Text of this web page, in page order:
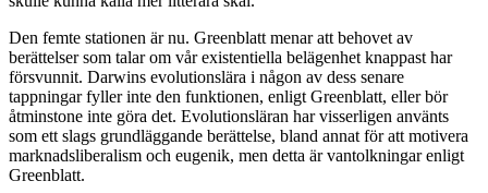
Den femte stationen är nu. Greenblatt menar att behovet av
berättelser som talar om vår existentiella belägenhet knappast har
försvunnit. Darwins evolutionslära i någon av dess senare
tappningar fyller inte den funktionen, enligt Greenblatt, eller bör
åtminstone inte göra det. Evolutionsläran har visserligen använts
som ett slags grundläggande berättelse, bland annat för att motivera
marknadsliberalism och eugenik, men detta är vantolkningar enligt
Greenblatt.